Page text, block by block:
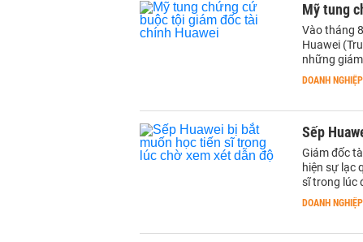
Mỹ tung
Vào tháng
Huawei
những
DOANH NGHIỆP
Sếp
Giám đốc
hiện sự lạc
sĩ trong lúc
DOANH NGHIỆP